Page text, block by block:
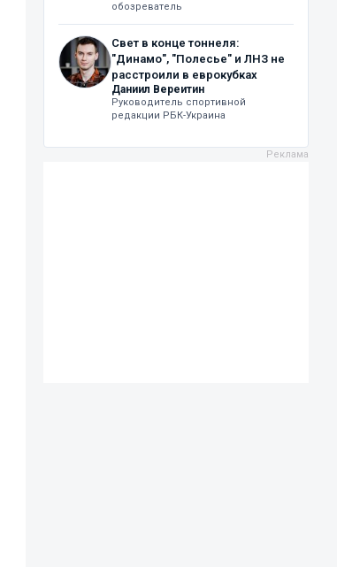
обозреватель
Свет в конце тоннеля:
"Динамо", "Полесье" и ЛНЗ не
расстроили в еврокубках
Даниил Вереитин
Руководитель спортивной
редакции РБК-Украина